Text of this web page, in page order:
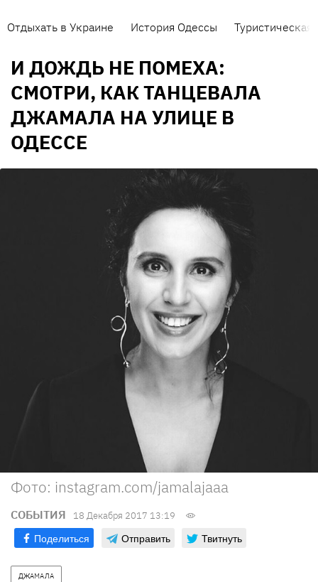
Отдыхать в Украине История Одессы Туристическая
И ДОЖДЬ НЕ ПОМЕХА:
СМОТРИ, КАК ТАНЦЕВАЛА
ДЖАМАЛА НА УЛИЦЕ В
ОДЕССЕ
Фото: instagram.com/jamalajaaa
СОБЫТИЯ 18 Декабря 2017 13:19
Поделиться Отправить Твитнуть
ДЖАМАЛА